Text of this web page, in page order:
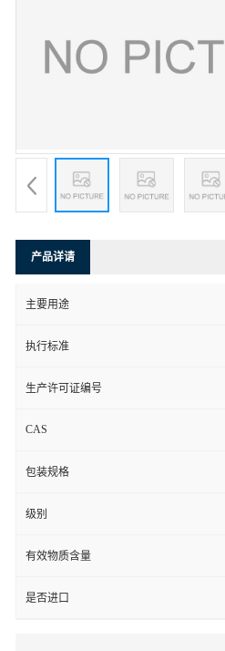
产品详请
主要用途
执行标准
生产许可证编号
CAS
包装规格
级别
有效物质含量
是否进口